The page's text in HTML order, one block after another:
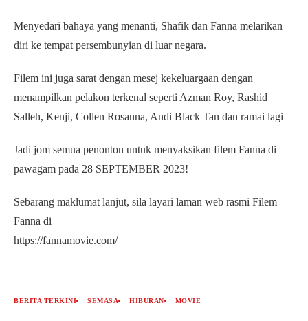
Menyedari bahaya yang menanti, Shafik dan Fanna melarikan
diri ke tempat persembunyian di luar negara.
Filem ini juga sarat dengan mesej kekeluargaan dengan
menampilkan pelakon terkenal seperti Azman Roy, Rashid
Salleh, Kenji, Collen Rosanna, Andi Black Tan dan ramai lagi
Jadi jom semua penonton untuk menyaksikan filem Fanna di
pawagam pada 28 SEPTEMBER 2023!
Sebarang maklumat lanjut, sila layari laman web rasmi Filem
Fanna di
https://fannamovie.com/
BERITA TERKINI SEMASA HIBURAN MOVIE